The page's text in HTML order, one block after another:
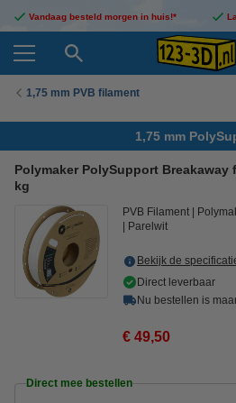
Vandaag besteld morgen in huis!*
1,75 mm PVB filament
1,75 mm
Polymaker PolySupport Breakaway
kg
PVB Filament
Parelwit
Bekijk de
Direct leverbaar
Nu bestellen is
€ 49,50
Direct mee bestellen